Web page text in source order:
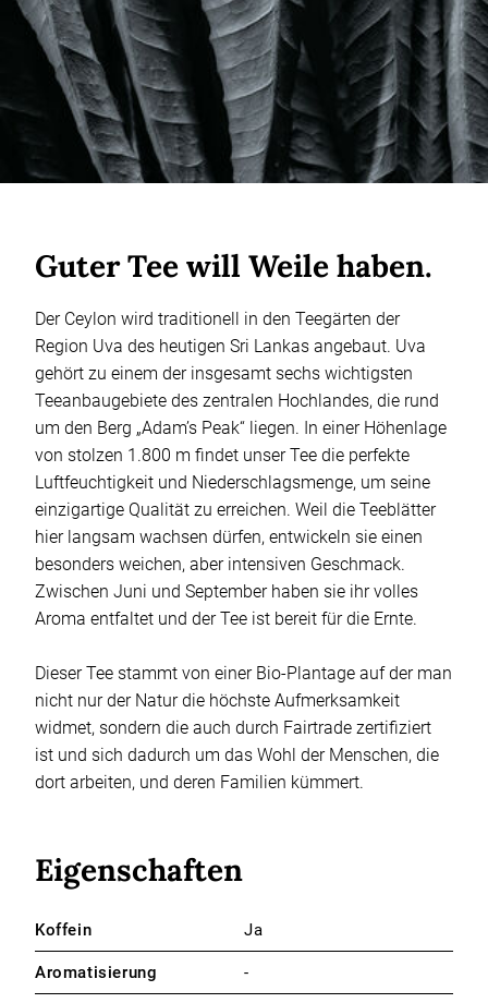
Guter Tee will Weile haben.
Der Ceylon wird traditionell in den Teegärten der
Region Uva des heutigen Sri Lankas angebaut. Uva
gehört zu einem der insgesamt sechs wichtigsten
Teeanbaugebiete des zentralen Hochlandes, die rund
um den Berg „Adam’s Peak“ liegen. In einer Höhenlage
von stolzen 1.800 m findet unser Tee die perfekte
Luftfeuchtigkeit und Niederschlagsmenge, um seine
einzigartige Qualität zu erreichen. Weil die Teeblätter
hier langsam wachsen dürfen, entwickeln sie einen
besonders weichen, aber intensiven Geschmack.
Zwischen Juni und September haben sie ihr volles
Aroma entfaltet und der Tee ist bereit für die Ernte.
Dieser Tee stammt von einer Bio-Plantage auf der man
nicht nur der Natur die höchste Aufmerksamkeit
widmet, sondern die auch durch Fairtrade zertifiziert
ist und sich dadurch um das Wohl der Menschen, die
dort arbeiten, und deren Familien kümmert.
Eigenschaften
Koffein Ja
Aromatisierung -